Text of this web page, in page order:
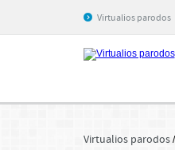
Virtualios parodos
Virtualios parodos